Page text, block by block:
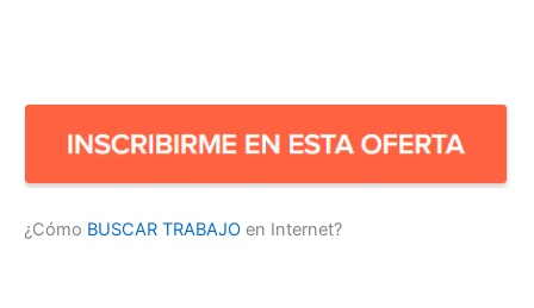
¿Cómo BUSCAR TRABAJO en Internet?